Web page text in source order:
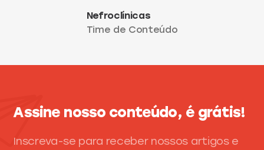
Nefroclínicas
Time de Conteúdo
Assine nosso conteúdo, é grátis!
Inscreva-se para receber nossos artigos e